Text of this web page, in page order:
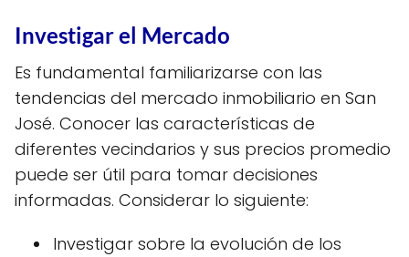
Investigar el Mercado
Es fundamental familiarizarse con las
tendencias del mercado inmobiliario en San
José. Conocer las características de
diferentes vecindarios y sus precios promedio
puede ser útil para tomar decisiones
informadas. Considerar lo siguiente:
Investigar sobre la evolución de los